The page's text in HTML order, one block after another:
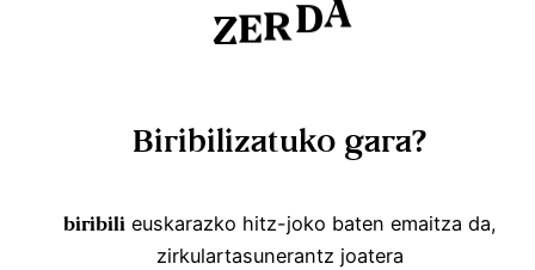
ZER DA
Biribilizatuko gara?
biribilieuskarazko hitz-joko baten emaitza da,
zirkulartasunerantz joatera